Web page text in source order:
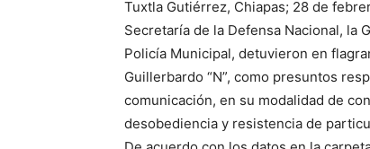
Tuxtla Gutiérrez, Chiapas; 28 de
Secretaría de la Defensa Nacional, la
Policía Municipal, detuvieron en
Guillerbardo “N”, como presuntos
comunicación, en su modalidad de
desobediencia y resistencia de